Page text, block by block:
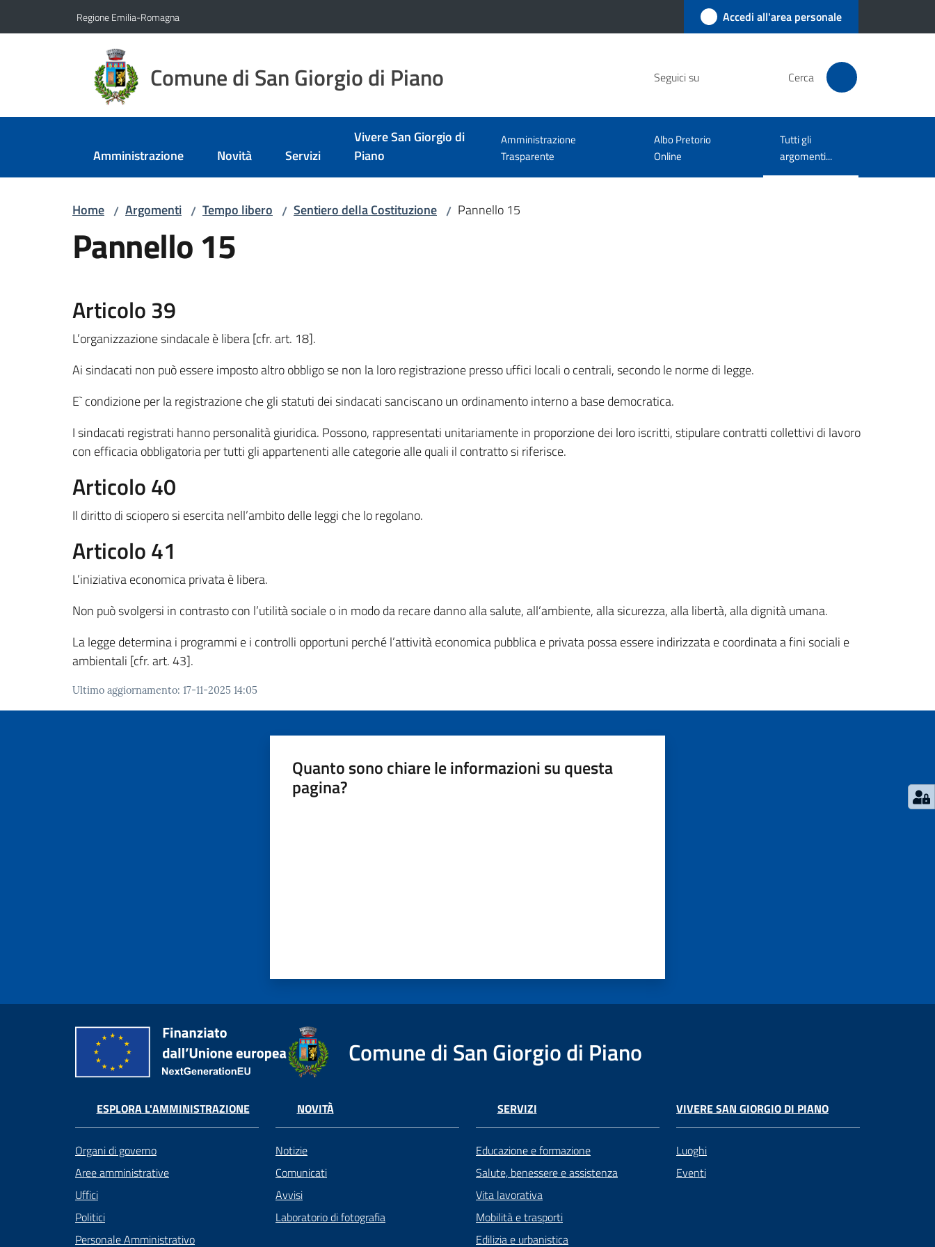
Regione Emilia-Romagna Accedi all'area personale
Comune di San Giorgio di Piano Seguici su Cerca
Amministrazione Novità Servizi
Vivere San Giorgio di
Piano
Amministrazione
Trasparente
Albo Pretorio
Online
Tutti gli
argomenti...
Menu selezionato
Home / Argomenti / Tempo libero / Sentiero della Costituzione / Pannello 15
Pannello 15
Articolo 39
L’organizzazione sindacale è libera [cfr. art. 18].
Ai sindacati non può essere imposto altro obbligo se non la loro registrazione presso uffici locali o centrali, secondo le norme di legge.
E` condizione per la registrazione che gli statuti dei sindacati sanciscano un ordinamento interno a base democratica.
I sindacati registrati hanno personalità giuridica. Possono, rappresentati unitariamente in proporzione dei loro iscritti, stipulare contratti collettivi di lavoro
con efficacia obbligatoria per tutti gli appartenenti alle categorie alle quali il contratto si riferisce.
Articolo 40
Il diritto di sciopero si esercita nell’ambito delle leggi che lo regolano.
Articolo 41
L’iniziativa economica privata è libera.
Non può svolgersi in contrasto con l’utilità sociale o in modo da recare danno alla salute, all’ambiente, alla sicurezza, alla libertà, alla dignità umana.
La legge determina i programmi e i controlli opportuni perché l’attività economica pubblica e privata possa essere indirizzata e coordinata a fini sociali e
ambientali [cfr. art. 43].
Ultimo aggiornamento: 17-11-2025 14:05
Quanto sono chiare le informazioni su questa
pagina?
Comune di San Giorgio di Piano
ESPLORA L'AMMINISTRAZIONE
Organi di governo
Aree amministrative
Uffici
Politici
Personale Amministrativo
NOVITÀ
Notizie
Comunicati
Avvisi
Laboratorio di fotografia
SERVIZI
Educazione e formazione
Salute, benessere e assistenza
Vita lavorativa
Mobilità e trasporti
Edilizia e urbanistica
VIVERE SAN GIORGIO DI PIANO
Luoghi
Eventi